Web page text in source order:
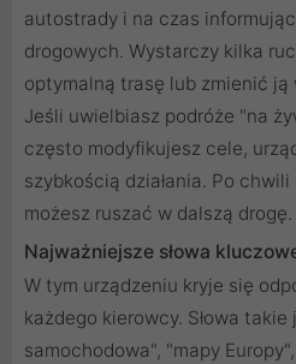
autostrady i na czas
drogowych. Wystarczy kilka
optymalną trasę lub zmienić ją
Jeśli uwielbiasz podróże "na
często modyfikujesz cele,
szybkością działania. Po
możesz ruszać w dalszą drogę.
Najważniejsze słowa
W tym urządzeniu kryje się
każdego kierowcy. Słowa
samochodowa", "mapy